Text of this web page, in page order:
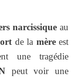
narcissiqueau
de la mèreest
une tragédie
peut voir une